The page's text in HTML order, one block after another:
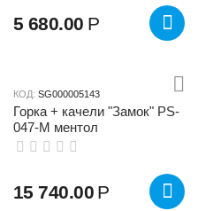
5 680.00 Р
КОД: SG000005143
Горка + качели "Замок" PS-
047-М ментол
15 740.00 Р